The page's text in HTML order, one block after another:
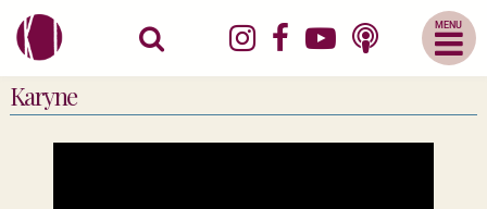
Abrir
Menu
Mobile
Karyne